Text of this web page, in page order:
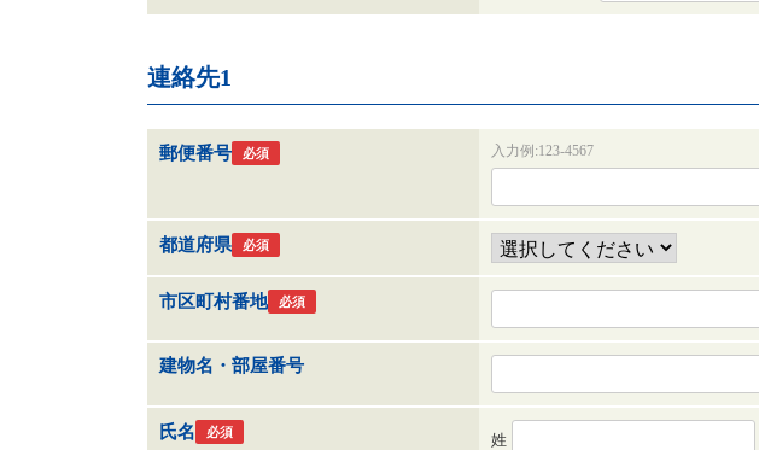
連絡先1
郵便番号 必須 入力例:123-4567
都道府県 必須
市区町村番地 必須
建物名・部屋番号
氏名 必須 姓